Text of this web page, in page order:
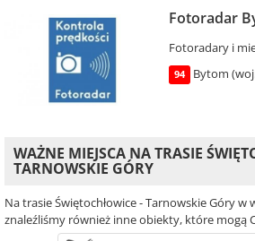
Fotoradar
Fotoradary i
94 Bytom
WAŻNE MIEJSCA NA TRASIE
TARNOWSKIE GÓRY
Na trasie Świętochłowice - Tarnowskie Góry w
znaleźliśmy również inne obiekty, które mogą